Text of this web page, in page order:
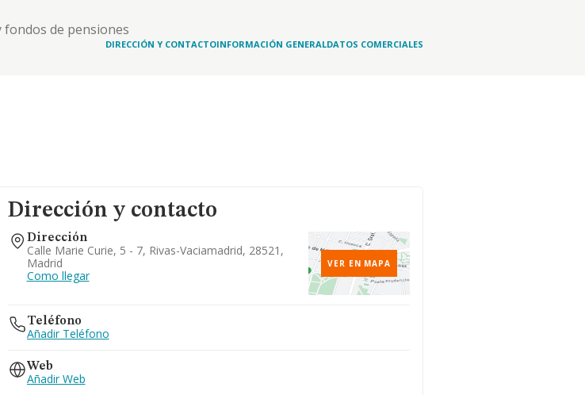
fondos de pensiones
DIRECCIÓN Y CONTACTOINFORMACIÓN GENERALDATOS COMERCIALES
Dirección y contacto
Dirección
Calle Marie Curie, 5 - 7, Rivas-Vaciamadrid, 28521,
Madrid
Como llegar
VER EN MAPA
Teléfono
Añadir Teléfono
Web
Añadir Web